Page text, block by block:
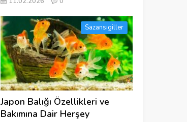
Sazansıgiller
Japon Balığı Özellikleri ve
Bakımına Dair Herşey